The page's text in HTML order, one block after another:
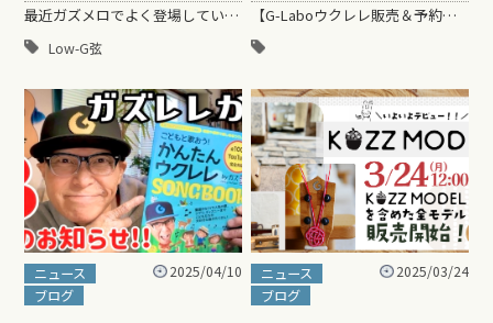
最近ガズメロでよく登場している「Low-G」についてざっくり説明していこうと思うよー！ 🎵 Low-Gってなに？ ウクレレの一番…
Low-G弦
【G-Laboウクレレ販売＆予約スタート】 ２０２５年４月のG-Laboウクレレ販売期…
ニュース
ブログ
2025/04/10
ニュース
ブログ
2025/03/24